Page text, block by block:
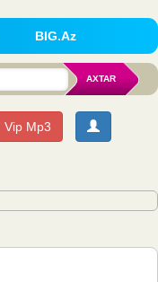
BIG.Az
Vip Mp3